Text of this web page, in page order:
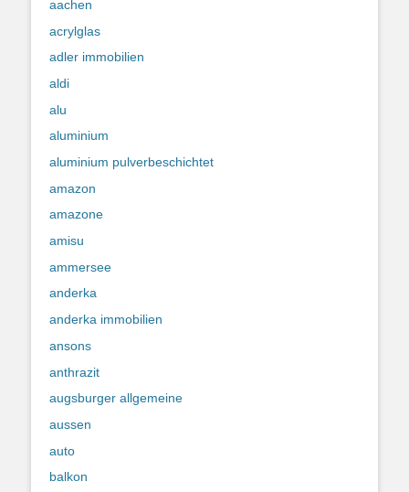
aachen
acrylglas
adler immobilien
aldi
alu
aluminium
aluminium pulverbeschichtet
amazon
amazone
amisu
ammersee
anderka
anderka immobilien
ansons
anthrazit
augsburger allgemeine
aussen
auto
balkon